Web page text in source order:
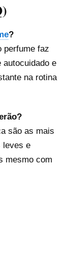
?
perfume faz
autocuidado e
na rotina
são as mais
leves e
mesmo com